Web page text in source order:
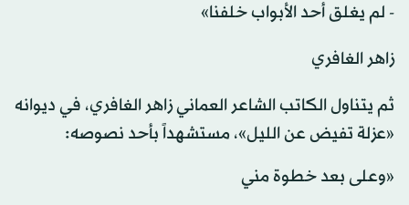
- لم يغلق أحد الأبواب خلفنا»
زاهر الغافري
ثم يتناول الكاتب الشاعر العماني زاهر الغافري، في ديوانه
«عزلة تفيض عن الليل»، مستشهداً بأحد نصوصه:
«وعلى بعد خطوة مني